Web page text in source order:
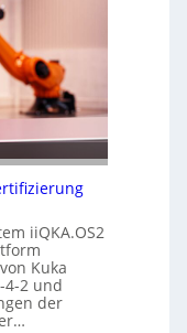
iiQKA.OS2
Kuka
4-2 und
der